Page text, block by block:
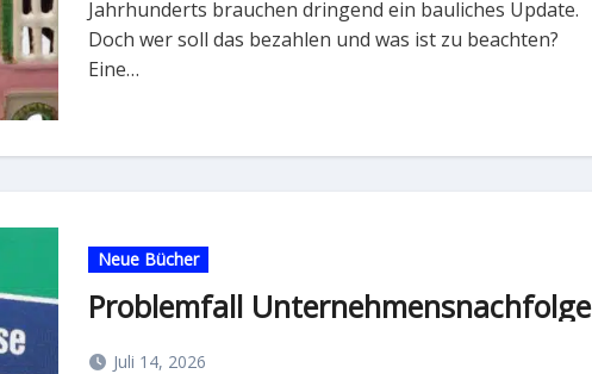
Jahrhunderts brauchen dringend ein bauliches Update.
Doch wer soll das bezahlen und was ist zu beachten?
Eine…
Neue Bücher
Problemfall Unternehmensnachfolge
Juli 14, 2026